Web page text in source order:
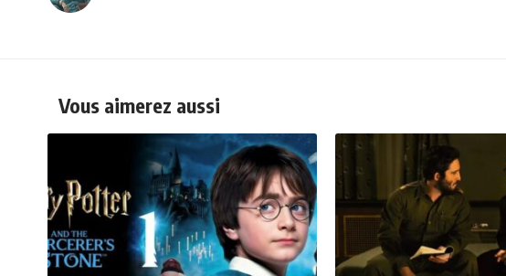
Vous aimerez aussi